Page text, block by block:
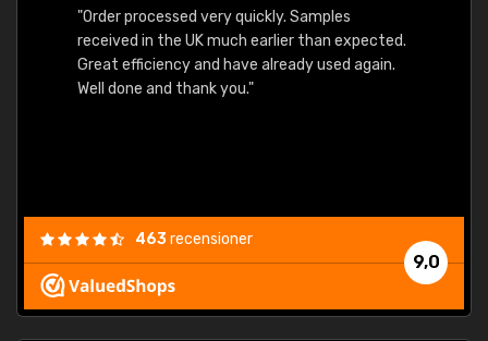
"Order processed very quickly. Samples
received in the UK much earlier than expected.
Great efficiency and have already used again.
Well done and thank you."
9,0
463recensioner